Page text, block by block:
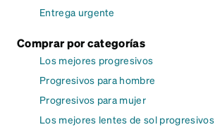
Entrega urgente
Comprar por categorías
Los mejores progresivos
Progresivos para hombre
Progresivos para mujer
Los mejores lentes de sol progresivos